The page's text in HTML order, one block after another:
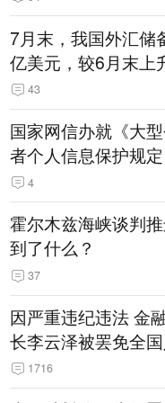
7月末，我国外汇储
亿美元，较6月末上
升幅为0.07%
43
国家网信办就《大
者个人信息保护规
稿）》公开征求意见
4
霍尔木兹海峡谈判
到了什么？
37
因严重违纪违法 金
长李云泽被罢免全
1716